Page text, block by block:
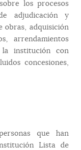
los procesos
adjudicación y
obras, adquisición
arrendamientos
la institución con
concesiones,
que han
Lista de